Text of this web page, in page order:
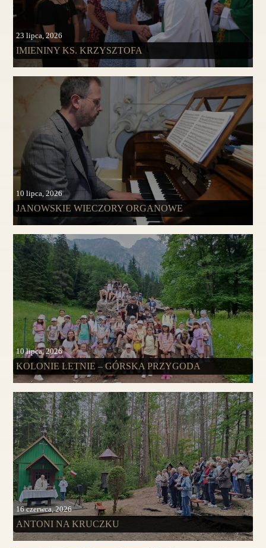
IMIENINY KS. KRZYSZTOFA
23 lipca, 2026
JANOWSKIE WIECZORY ORGANOWE
10 lipca, 2026
KOLONIE LETNIE – GÓRSKA PRZYGODA
10 lipca, 2026
ANTONI NA KRUCZKU
16 czerwca, 2026